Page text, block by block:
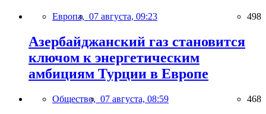
Европа, 07 августа, 09:23 498
Азербайджанский газ становится
ключом к энергетическим
амбициям Турции в Европе
Общество, 07 августа, 08:59 468